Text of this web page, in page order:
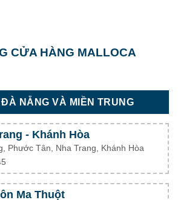
CỬA HÀNG MALLOCA
NẴNG VÀ MIỀN TRUNG
- Khánh Hòa
Phước Tân, Nha Trang, Khánh Hòa
Ma Thuột